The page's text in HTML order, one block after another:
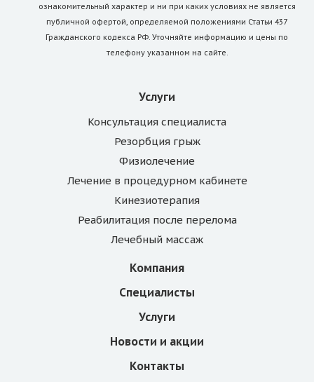
ознакомительный характер и ни при каких условиях не является
публичной офертой, определяемой положениями Статьи 437
Гражданского кодекса РФ. Уточняйте информацию и цены по
телефону указанном на сайте.
Услуги
Консультация специалиста
Резорбция грыж
Физиолечение
Лечение в процедурном кабинете
Кинезиотерапия
Реабилитация после перелома
Лечебный массаж
Компания
Специалисты
Услуги
Новости и акции
Контакты